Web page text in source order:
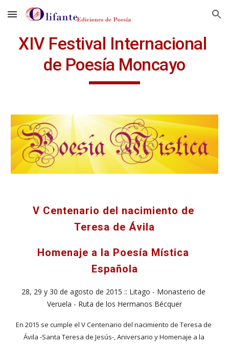
Skip to main content Skip to navigation
XIV Festival Internacional
de Poesía Moncayo
V Centenario del nacimiento de
Teresa de Ávila
Homenaje a la Poesía Mística
Española
28, 29 y 30 de agosto de 2015 :: Litago - Monasterio de
Veruela - Ruta de los Hermanos Bécquer
En 2015 se cumple el V Centenario del nacimiento de Teresa de
Ávila -Santa Teresa de Jesús-, Aniversario y Homenaje a la